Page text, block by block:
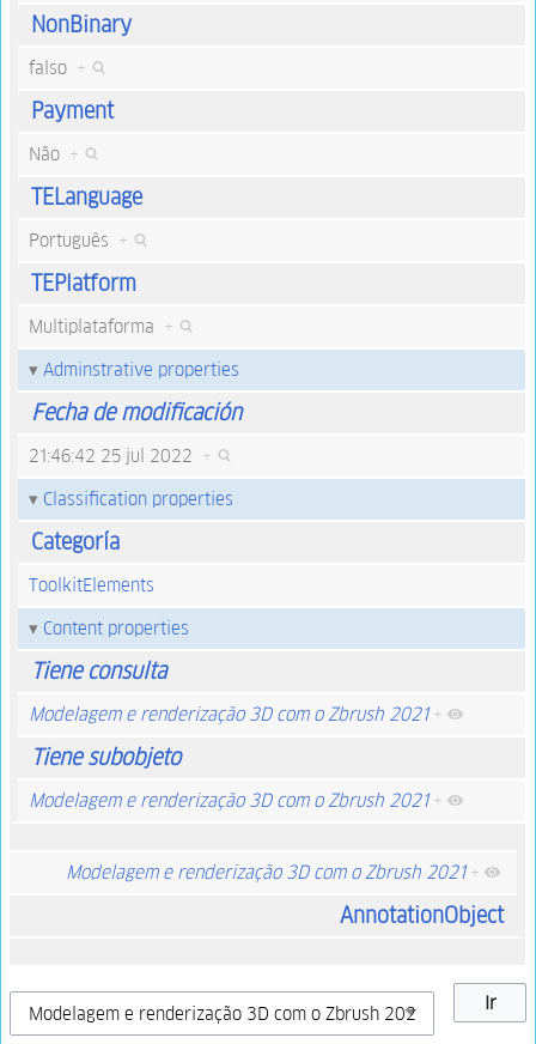
NonBinary
falso +
Payment
Não +
TELanguage
Português +
TEPlatform
Multiplataforma +
Adminstrative properties
Fecha de modificación
21:46:42 25 jul 2022 +
Classification properties
Categoría
ToolkitElements
Content properties
Tiene consulta
Modelagem e renderização 3D com o Zbrush 2021 +
Tiene subobjeto
Modelagem e renderização 3D com o Zbrush 2021 +
Modelagem e renderização 3D com o Zbrush 2021 +
AnnotationObject